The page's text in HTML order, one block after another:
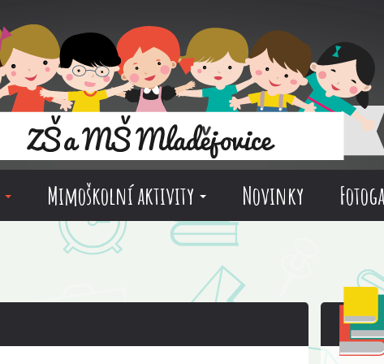
Mimoškolní aktivity Novinky